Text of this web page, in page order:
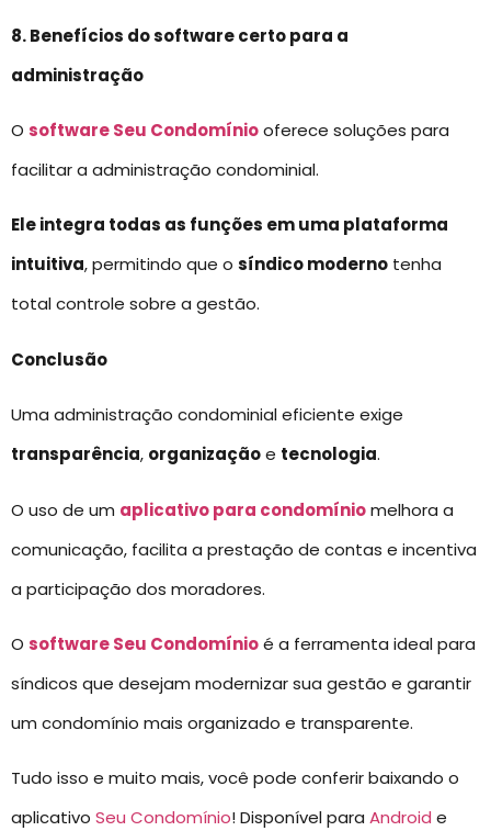
8. Benefícios do software certo para a
administração
O software Seu Condomíniooferece soluções para
facilitar a administração condominial.
Ele integra todas as funções em uma plataforma
intuitiva, permitindo que o síndico moderno tenha
total controle sobre a gestão.
Conclusão
Uma administração condominial eficiente exige
transparência, organizaçãoe tecnologia.
O uso de um aplicativo para condomíniomelhora a
comunicação, facilita a prestação de contas e incentiva
a participação dos moradores.
O software Seu Condomínioé a ferramenta ideal para
síndicos que desejam modernizar sua gestão e garantir
um condomínio mais organizado e transparente.
Tudo isso e muito mais, você pode conferir baixando o
aplicativo Seu Condomínio! Disponível para Android e